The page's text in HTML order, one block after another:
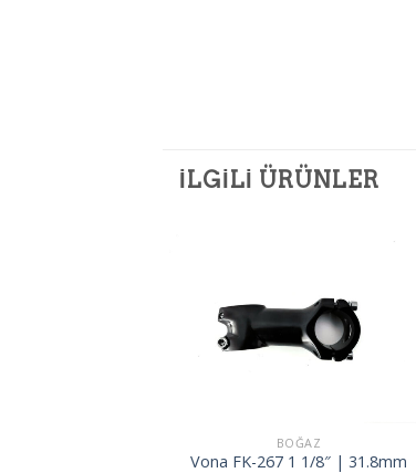
İLGILI ÜRÜNLER
BOĞAZ
Vona FK-267 1 1/8″ | 31.8mm